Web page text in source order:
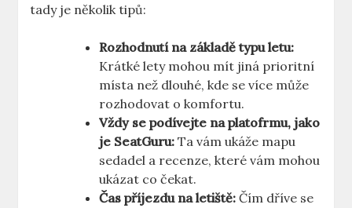
⁢tady je ‌několik tipů:
Rozhodnutí na základě typu ‌letu:
Krátké ⁣lety mohou mít jiná prioritní
místa než dlouhé,⁢ kde se ‍více může
rozhodovat o komfortu.
Vždy se ⁢podívejte na platofrmu, jako
je SeatGuru: Ta vám ‌ukáže ⁤mapu
sedadel a recenze, které vám mohou
ukázat co čekat.
Čas​ příjezdu na letiště: Čím ⁢dříve se⁤